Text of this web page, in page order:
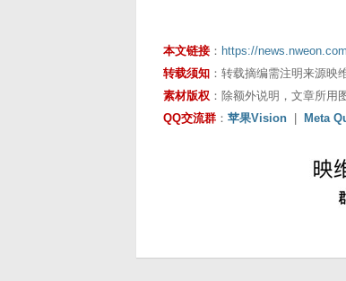
本文链接 ： https://
转载须知 ：转载摘编需注明来源映
素材版权 ：除额外说明，文章所用
QQ交流群 ： 苹果Vision | Meta